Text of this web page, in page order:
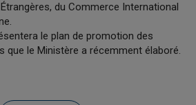
du Commerce International
le plan de promotion des
que le Ministère a récemment élaboré.